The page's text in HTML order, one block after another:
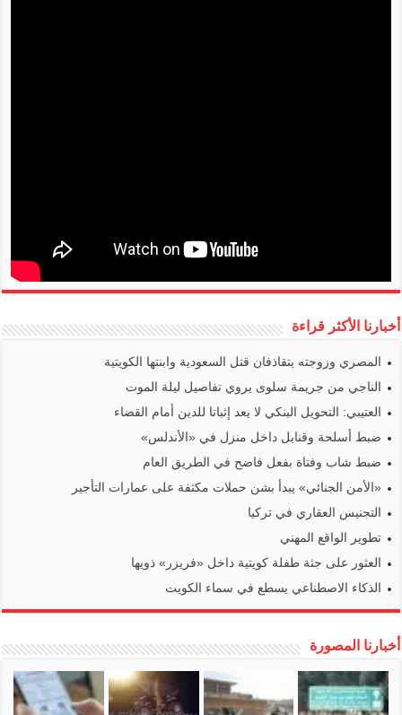
أخبارنا الأكثر قراءة
المصري وزوجته يتقاذفان قتل السعودية وابنتها الكويتية
الناجي من جريمة سلوى يروي تفاصيل ليلة الموت
العتيبي: التحويل البنكي لا يعد إثباتا للدين أمام القضاء
ضبط أسلحة وقنابل داخل منزل في «الأندلس»
ضبط شاب وفتاة بفعل فاضح في الطريق العام
«الأمن الجنائي» يبدأ بشن حملات مكثفة على عمارات التأجير
التجنيس العقاري في تركيا
تطوير الواقع المهني
العثور على جثة طفلة كويتية داخل «فريزر» ذويها
الذكاء الاصطناعي يسطع في سماء الكويت
أخبارنا المصورة